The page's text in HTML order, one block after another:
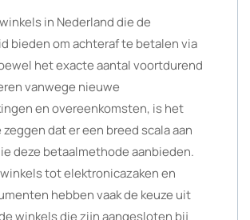
in Nederland die de
bieden om achteraf te betalen via
het exacte aantal voortdurend
vanwege nieuwe
en overeenkomsten, is het
dat er een breed scala aan
deze betaalmethode aanbieden.
tot elektronicazaken en
hebben vaak de keuze uit
winkels die zijn aangesloten bij